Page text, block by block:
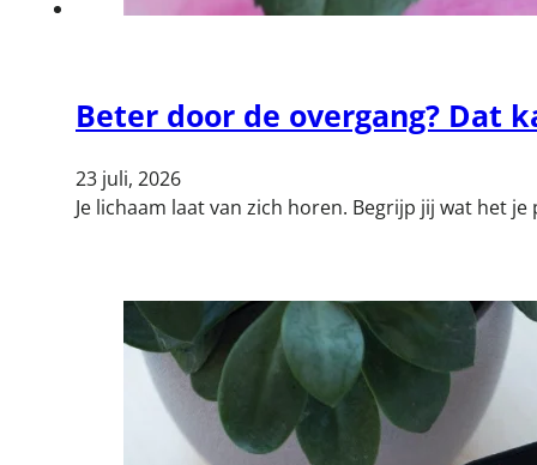
Beter door de overgang? Dat
23 juli, 2026
Je lichaam laat van zich horen. Begrijp jij wat het